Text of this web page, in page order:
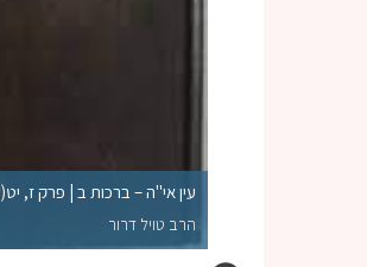
עין אי"ה – ברכות ב | פרק ז, יט(2)
הרב טויל דרור